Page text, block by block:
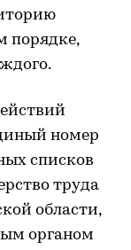
порядке,
номер
списков
труда
области,
органом